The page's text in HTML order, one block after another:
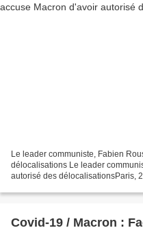
Le leader communiste, Fabien
délocalisations Le leader
autorisé des délocalisationsParis,
Covid-19 / Macron :